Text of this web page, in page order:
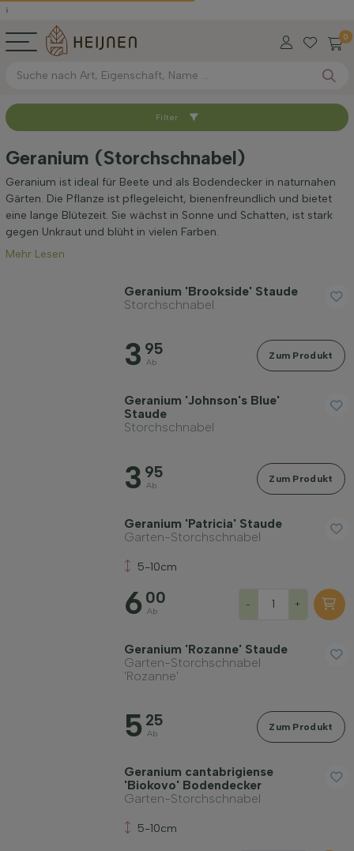
0
Sortieren nach
Verfügbar
Höhe bei Lieferung (cm)
Widerstandsfähigkeit
Filter
Geranium (Storchschnabel)
Geranium ist ideal für Beete und als Bodendecker in naturnahen
Gärten. Die Pflanze ist pflegeleicht, bienenfreundlich und bietet
eine lange Blütezeit. Sie wächst in Sonne und Schatten, ist stark
gegen Unkraut und blüht in vielen Farben.
Mehr Lesen
Geranium 'Brookside' Staude
Storchschnabel
3 95
Ab
Zum Produkt
Geranium 'Johnson's Blue'
Staude
Storchschnabel
3 95
Ab
Zum Produkt
Geranium 'Patricia' Staude
Garten-Storchschnabel
5-10cm
6 00
Ab
- +
Geranium 'Rozanne' Staude
Garten-Storchschnabel
'Rozanne'
5 25
Ab
Zum Produkt
Geranium cantabrigiense
'Biokovo' Bodendecker
Garten-Storchschnabel
5-10cm